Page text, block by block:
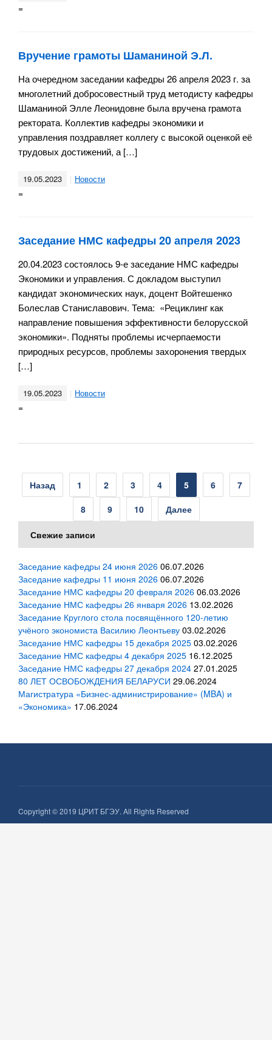
=
Вручение грамоты Шаманиной Э.Л.
На очередном заседании кафедры 26 апреля 2023 г. за
многолетний добросовестный труд методисту кафедры
Шаманиной Элле Леонидовне была вручена грамота
ректората. Коллектив кафедры экономики и
управления поздравляет коллегу с высокой оценкой её
трудовых достижений, а […]
19.05.2023 Новости
=
Заседание НМС кафедры 20 апреля 2023
20.04.2023 состоялось 9-е заседание НМС кафедры
Экономики и управления. С докладом выступил
кандидат экономических наук, доцент Войтешенко
Болеслав Станиславович. Тема: «Рециклинг как
направление повышения эффективности белорусской
экономики». Подняты проблемы исчерпаемости
природных ресурсов, проблемы захоронения твердых
[…]
19.05.2023 Новости
=
Пагинация
записей
Назад 1 2 3 4 5 6
7
8
9 10 Далее
Свежие записи
Заседание кафедры 24 июня 2026 06.07.2026
Заседание кафедры 11 июня 2026 06.07.2026
Заседание НМС кафедры 20 февраля 2026 06.03.2026
Заседание НМС кафедры 26 января 2026 13.02.2026
Заседание Круглого стола посвящённого 120-летию
учёного экономиста Василию Леонтьеву 03.02.2026
Заседание НМС кафедры 15 декабря 2025 03.02.2026
Заседание НМС кафедры 4 декабря 2025 16.12.2025
Заседание НМС кафедры 27 декабря 2024 27.01.2025
80 ЛЕТ ОСВОБОЖДЕНИЯ БЕЛАРУСИ 29.06.2024
Магистратура «Бизнес-администрирование» (MBA) и
«Экономика» 17.06.2024
Copyright © 2019 ЦРИТ БГЭУ. All Rights Reserved